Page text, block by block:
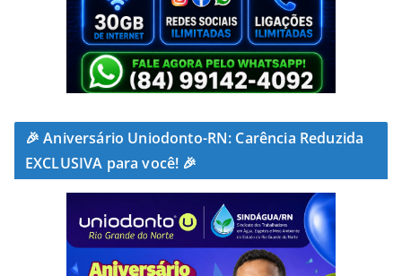
🎉 Aniversário Uniodonto-RN: Carência Reduzida
EXCLUSIVA para você! 🎉